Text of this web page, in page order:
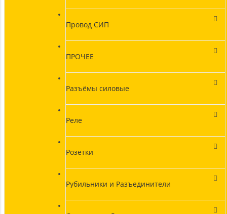
Провод СИП
ПРОЧЕЕ
Разъёмы силовые
Реле
Розетки
Рубильники и Разъединители